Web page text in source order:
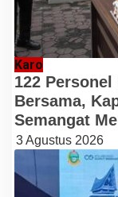
Karo
122 Personel
Bersama,
Semangat
3 Agustus 2026